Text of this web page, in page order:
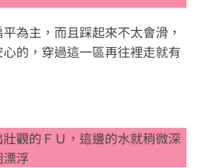
為主，而且踩起來不太會滑，
的，穿過這一區再往裡走就有
觀的ＦＵ，這邊的水就稍微深
浮